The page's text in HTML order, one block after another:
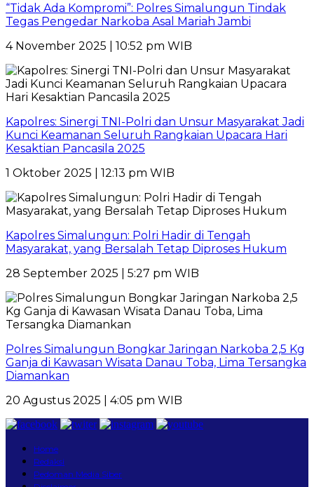
“Tidak Ada Kompromi”: Polres Simalungun Tindak
Tegas Pengedar Narkoba Asal Mariah Jambi
4 November 2025 | 10:52 pm WIB
Kapolres: Sinergi TNI-Polri dan Unsur Masyarakat Jadi
Kunci Keamanan Seluruh Rangkaian Upacara Hari
Kesaktian Pancasila 2025
1 Oktober 2025 | 12:13 pm WIB
Kapolres Simalungun: Polri Hadir di Tengah
Masyarakat, yang Bersalah Tetap Diproses Hukum
28 September 2025 | 5:27 pm WIB
Polres Simalungun Bongkar Jaringan Narkoba 2,5 Kg
Ganja di Kawasan Wisata Danau Toba, Lima Tersangka
Diamankan
20 Agustus 2025 | 4:05 pm WIB
Home
Redaksi
Pedoman Media Siber